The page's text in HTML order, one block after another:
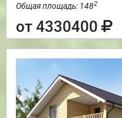
Общая площадь: 1482
от 4330400